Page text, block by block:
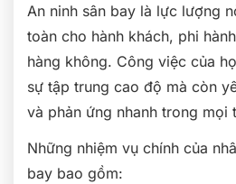
An ninh sân bay là lực lượng
toàn cho hành khách, phi
hàng không. Công việc của
sự tập trung cao độ mà còn
và phản ứng nhanh trong mọi
Những nhiệm vụ chính của
bay bao gồm: